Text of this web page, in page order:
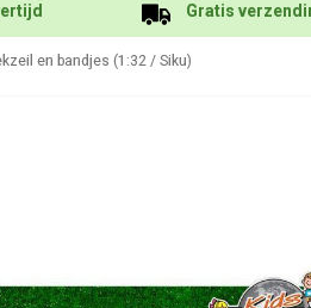
Gratis
en bandjes (1:32 / Siku)